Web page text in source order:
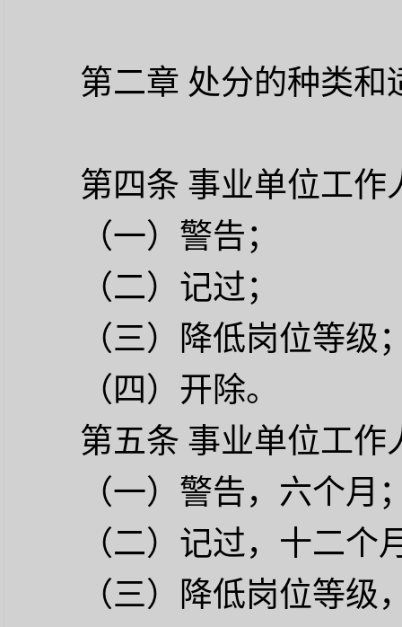
第二章 处分的种类和
第四条 事业单位工作
（一）警告；
（二）记过；
（三）降低岗位等级
（四）开除。
第五条 事业单位工作
（一）警告，六个月
（二）记过，十二个
（三）降低岗位等级